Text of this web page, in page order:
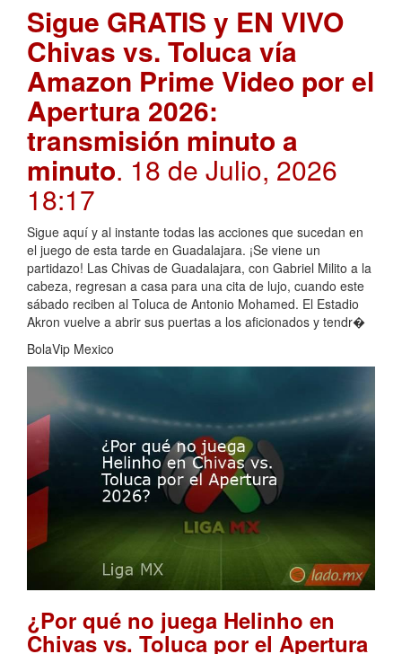
Sigue GRATIS y EN VIVO
Chivas vs. Toluca vía
Amazon Prime Video por el
Apertura 2026:
transmisión minuto a
minuto. 18 de Julio, 2026
18:17
Sigue aquí y al instante todas las acciones que sucedan en
el juego de esta tarde en Guadalajara. ¡Se viene un
partidazo! Las Chivas de Guadalajara, con Gabriel Milito a la
cabeza, regresan a casa para una cita de lujo, cuando este
sábado reciben al Toluca de Antonio Mohamed. El Estadio
Akron vuelve a abrir sus puertas a los aficionados y tendr�
BolaVip Mexico
¿Por qué no juega Helinho en
Chivas vs. Toluca por el Apertura